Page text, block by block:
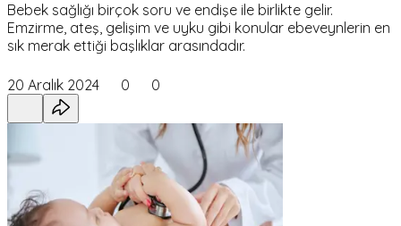
Bebek sağlığı birçok soru ve endişe ile birlikte gelir.
Emzirme, ateş, gelişim ve uyku gibi konular ebeveynlerin en
sık merak ettiği başlıklar arasındadır.
20 Aralık 2024 0 0